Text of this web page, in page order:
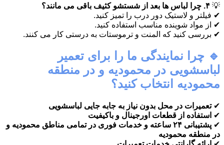
💡 ۴. چرا لباس ها بعد از شستشو کثیف باقی می مانند؟
✔ فیلتر و لاستیک دور درب را تمیز کنید.
✔ از مواد شوینده مناسب استفاده کنید.
✔ بررسی کنید که المنت و ترموستات به درستی کار می کنند.
🔹 چرا نمایندگی ما را برای تعمیر
لباسشویی در محمودیه و در منطقه
محمودیه انتخاب کنید؟
✔تعمیرات در محل بدون نیاز به جابه جایی لباسشویی
✔ استفاده از قطعات اورجینال و باکیفیت
✔
پشتیبانی ۲۴ ساعته و خدمات فوری در تمامی مناطق محمودیه و
در منطقه محمودیه